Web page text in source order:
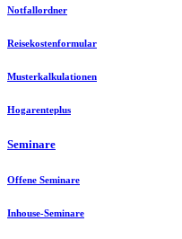
Notfallordner
Reisekostenformular
Musterkalkulationen
Hogarenteplus
Seminare
Offene Seminare
Inhouse-Seminare